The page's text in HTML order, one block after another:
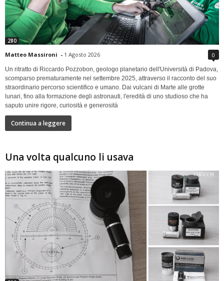
280
Matteo Massironi - 1 Agosto 2026 0
Un ritratto di Riccardo Pozzobon, geologo planetario dell'Università di Padova,
scomparso prematuramente nel settembre 2025, attraverso il racconto del suo
straordinario percorso scientifico e umano. Dai vulcani di Marte alle grotte
lunari, fino alla formazione degli astronauti, l'eredità di uno studioso che ha
saputo unire rigore, curiosità e generosità
Continua a leggere
Una volta qualcuno li usava